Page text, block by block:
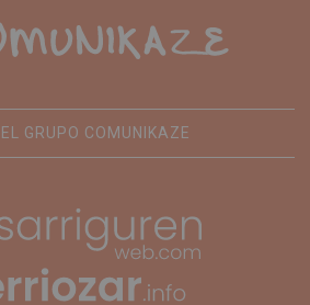
GRUPO COMUNIKAZE